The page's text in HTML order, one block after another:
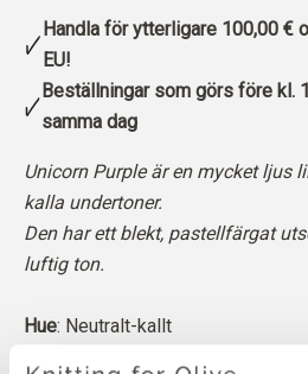
Handla för ytterligare 100,00 €
EU!
Beställningar som görs före kl.
samma dag
Unicorn Purple är en mycket ljus
kalla undertoner.
Den har ett blekt, pastellfärgat
luftig ton.
Hue: Neutralt-kallt